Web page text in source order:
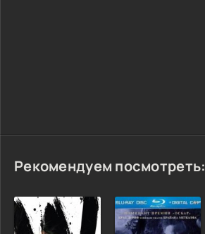
Рекомендуем посмотреть: